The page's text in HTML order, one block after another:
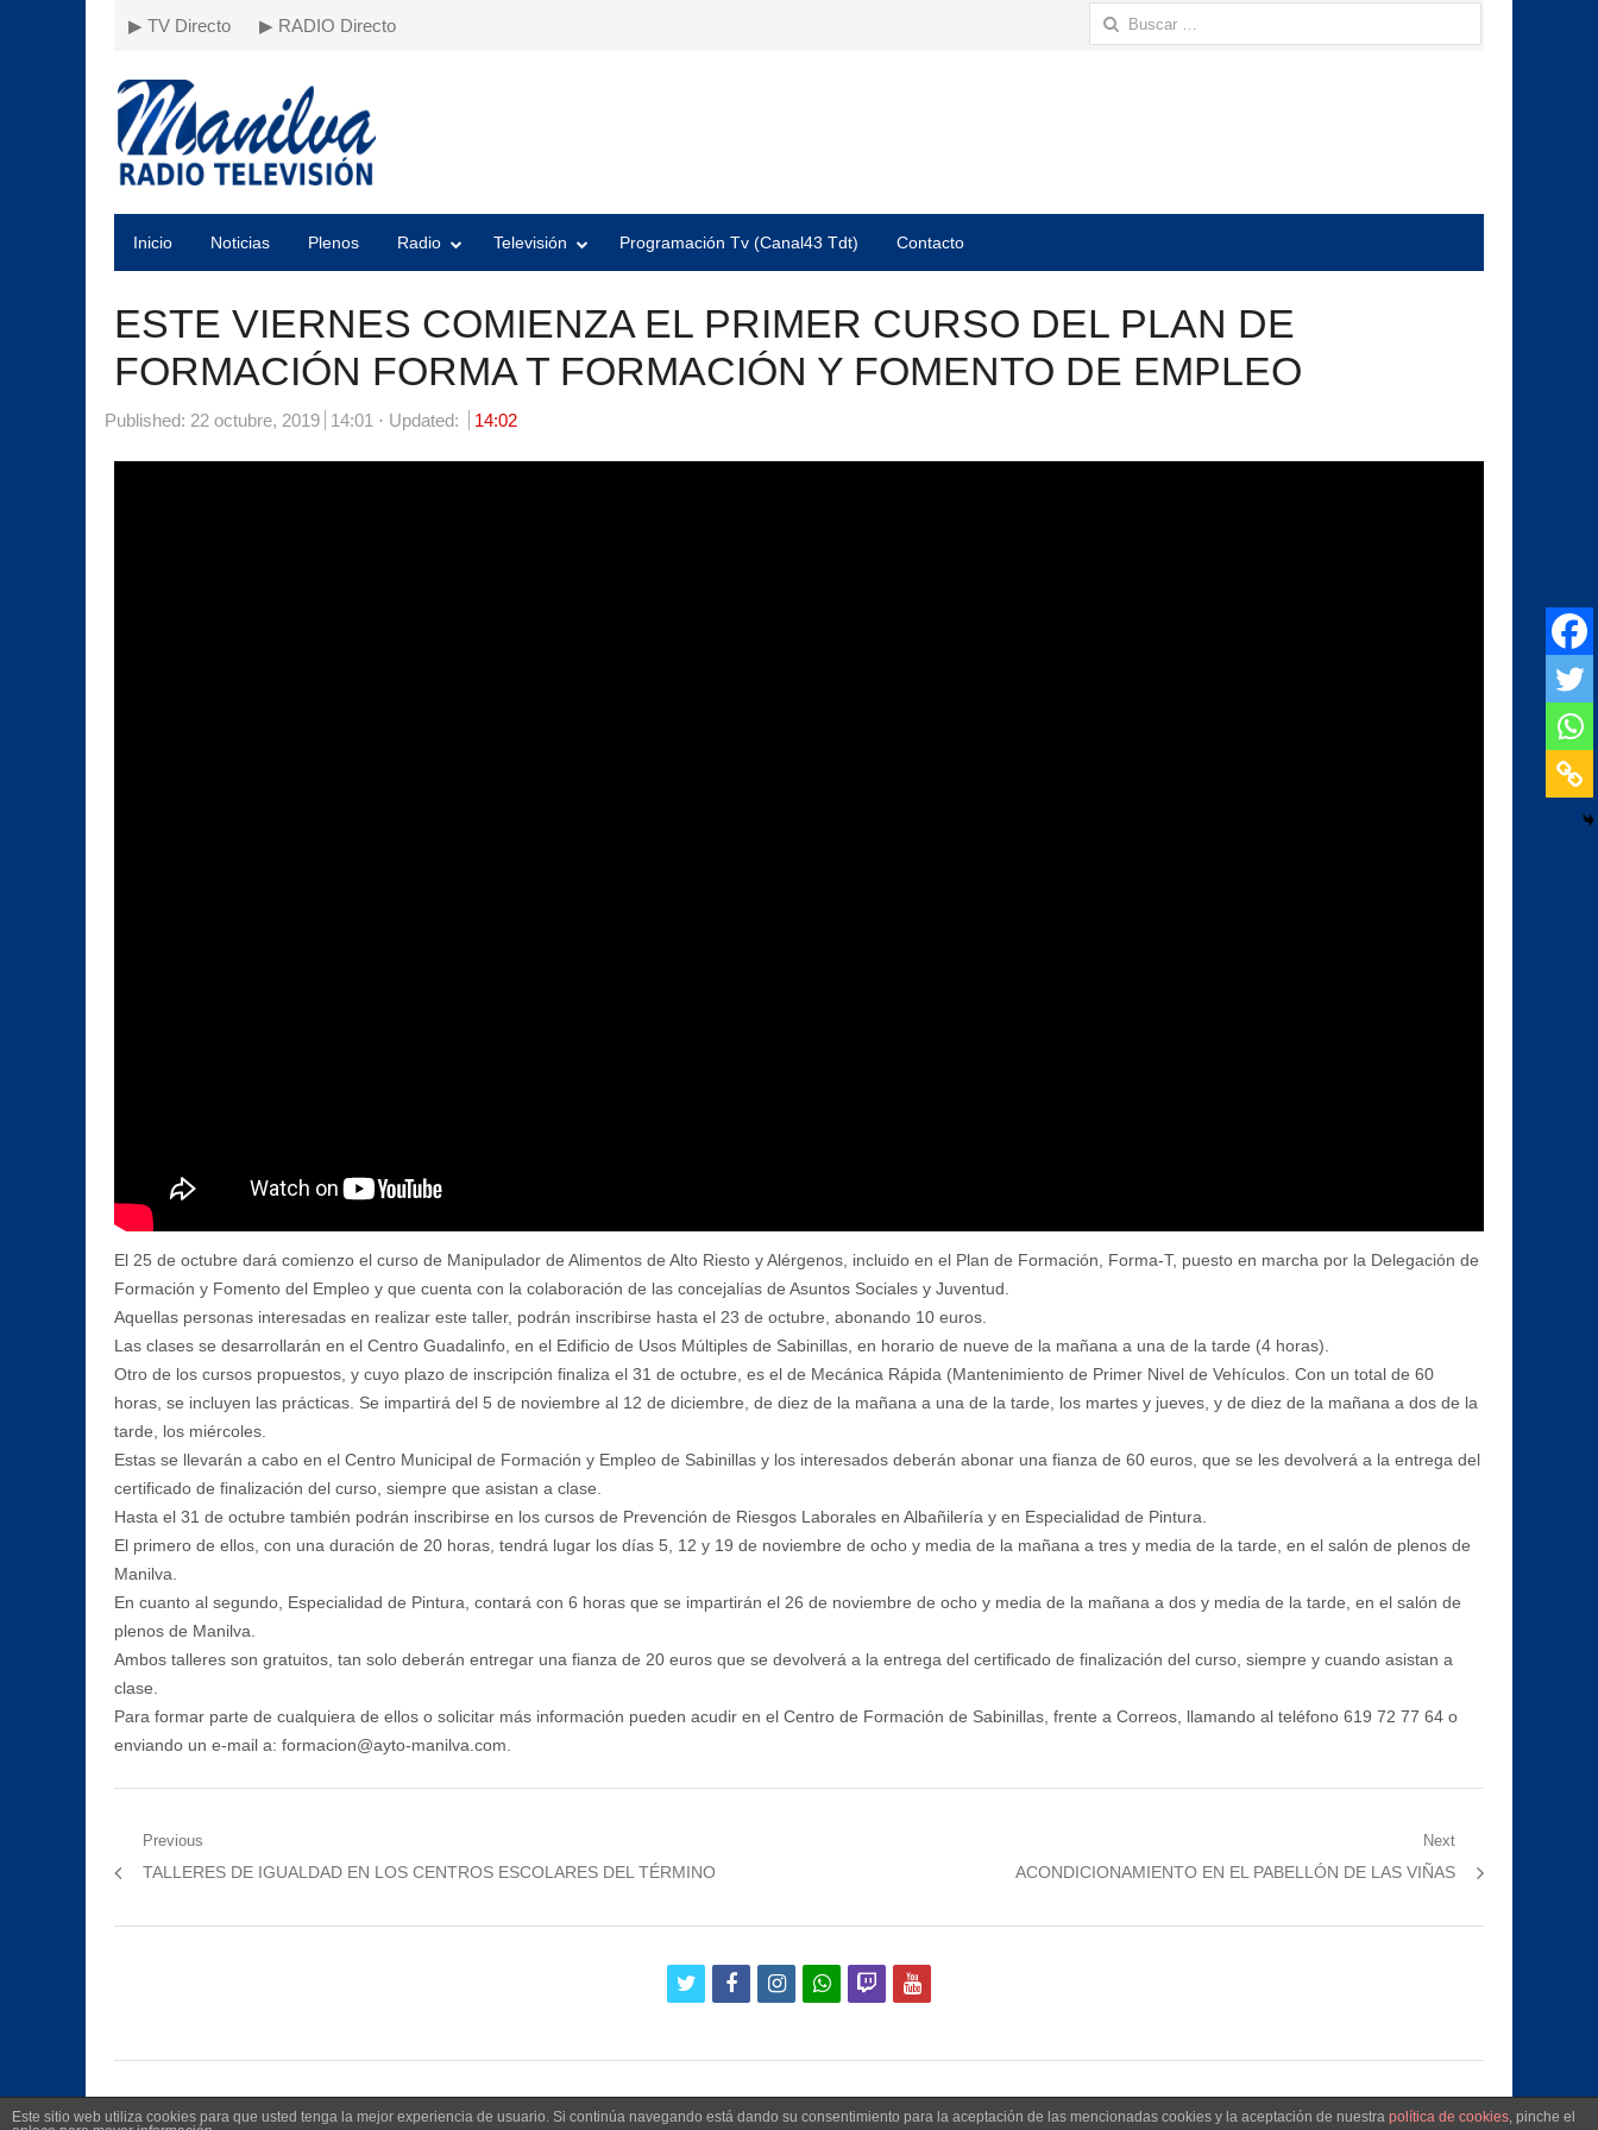
▶ TV Directo ▶ RADIO Directo Buscar:
Inicio Noticias Plenos Radio Televisión Programación Tv (Canal43 Tdt) Contacto
ESTE VIERNES COMIENZA EL PRIMER CURSO DEL PLAN DE
FORMACIÓN FORMA T FORMACIÓN Y FOMENTO DE EMPLEO
Published: 22 octubre, 2019 14:01 Updated: 14:02
El 25 de octubre dará comienzo el curso de Manipulador de Alimentos de Alto Riesto y Alérgenos, incluido en el Plan de Formación, Forma-T, puesto en marcha por la Delegación de
Formación y Fomento del Empleo y que cuenta con la colaboración de las concejalías de Asuntos Sociales y Juventud.
Aquellas personas interesadas en realizar este taller, podrán inscribirse hasta el 23 de octubre, abonando 10 euros.
Las clases se desarrollarán en el Centro Guadalinfo, en el Edificio de Usos Múltiples de Sabinillas, en horario de nueve de la mañana a una de la tarde (4 horas).
Otro de los cursos propuestos, y cuyo plazo de inscripción finaliza el 31 de octubre, es el de Mecánica Rápida (Mantenimiento de Primer Nivel de Vehículos. Con un total de 60
horas, se incluyen las prácticas. Se impartirá del 5 de noviembre al 12 de diciembre, de diez de la mañana a una de la tarde, los martes y jueves, y de diez de la mañana a dos de la
tarde, los miércoles.
Estas se llevarán a cabo en el Centro Municipal de Formación y Empleo de Sabinillas y los interesados deberán abonar una fianza de 60 euros, que se les devolverá a la entrega del
certificado de finalización del curso, siempre que asistan a clase.
Hasta el 31 de octubre también podrán inscribirse en los cursos de Prevención de Riesgos Laborales en Albañilería y en Especialidad de Pintura.
El primero de ellos, con una duración de 20 horas, tendrá lugar los días 5, 12 y 19 de noviembre de ocho y media de la mañana a tres y media de la tarde, en el salón de plenos de
Manilva.
En cuanto al segundo, Especialidad de Pintura, contará con 6 horas que se impartirán el 26 de noviembre de ocho y media de la mañana a dos y media de la tarde, en el salón de
plenos de Manilva.
Ambos talleres son gratuitos, tan solo deberán entregar una fianza de 20 euros que se devolverá a la entrega del certificado de finalización del curso, siempre y cuando asistan a
clase.
Para formar parte de cualquiera de ellos o solicitar más información pueden acudir en el Centro de Formación de Sabinillas, frente a Correos, llamando al teléfono 619 72 77 64 o
enviando un e-mail a: formacion@ayto-manilva.com.
Navegación
de
entradas
Previous
Previous
TALLERES DE IGUALDAD EN LOS CENTROS ESCOLARES DEL TÉRMINO
Next
Next
ACONDICIONAMIENTO EN EL PABELLÓN DE LAS VIÑAS
twitterfacebookinstagramwhatsapp
twitchyoutube
Este sitio web utiliza cookies para que usted tenga la mejor experiencia de usuario. Si continúa navegando está dando su consentimiento para la aceptación de las mencionadas cookies y la aceptación de nuestra política de cookies, pinche el